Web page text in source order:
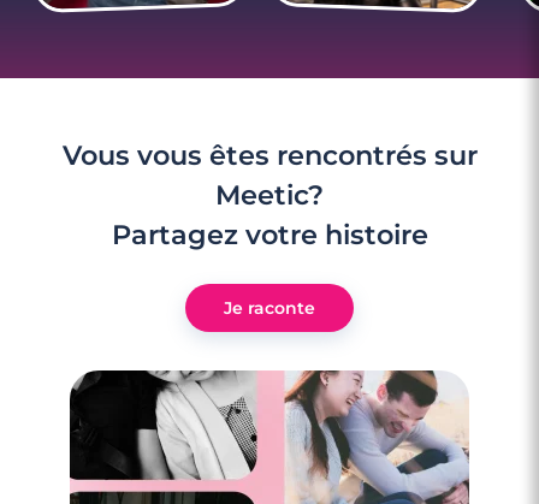
3 minutes
Comment aborder une fille accompagnée
Vous vous êtes rencontrés sur
Meetic?
Partagez votre histoire
Je raconte